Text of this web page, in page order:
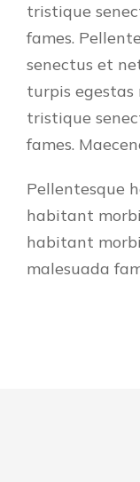
tristique
fames.
senectus et
turpis egestas
tristique
fames.
Pellentesque
habitant
habitant
malesuada